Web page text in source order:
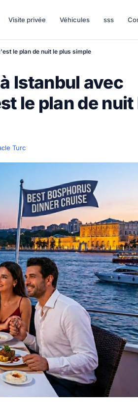
Visite privée Véhicules sss
le plan de nuit le plus simple
Istanbul avec
le plan de nuit
Turc